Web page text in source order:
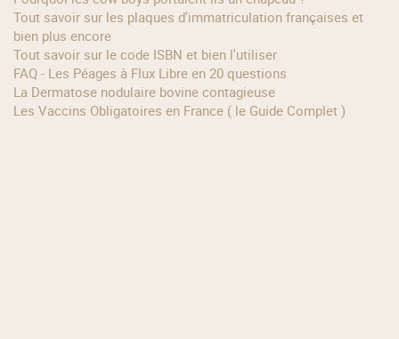
Tout savoir sur les plaques d'immatriculation françaises et
bien plus encore
Tout savoir sur le code ISBN et bien l'utiliser
FAQ - Les Péages à Flux Libre en 20 questions
La Dermatose nodulaire bovine contagieuse
Les Vaccins Obligatoires en France ( le Guide Complet )